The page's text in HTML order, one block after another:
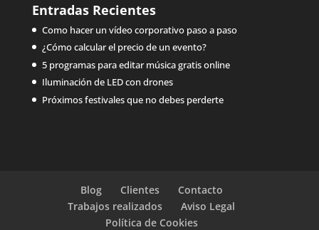
Entradas Recientes
Como hacer un vídeo corporativo paso a paso
¿Cómo calcular el precio de un evento?
5 programas para editar música gratis online
Iluminación de LED con drones
Próximos festivales que no debes perderte
Blog Clientes
Contacto
Trabajos realizados
Aviso Legal
Política de Cookies